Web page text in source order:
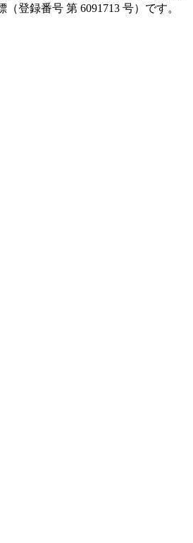
登録番号 第 6091713 号）です。